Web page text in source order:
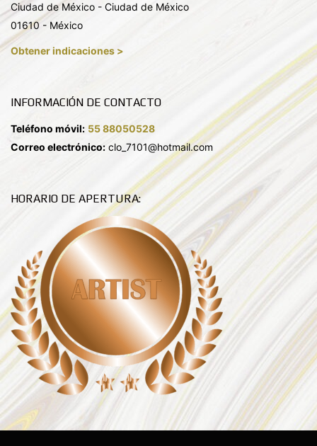
Ciudad de México - Ciudad de México
01610 - México
Obtener indicaciones >
INFORMACIÓN DE CONTACTO
Teléfono móvil: 55 88050528
Correo electrónico: clo_7101@hotmail.com
HORARIO DE APERTURA: